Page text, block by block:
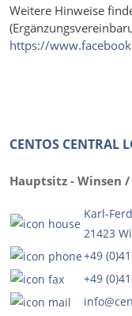
Weitere Hinweise
https://
CENTOS CENTRAL
Hauptsitz - Winsen
Karl-
21423
+49
+49